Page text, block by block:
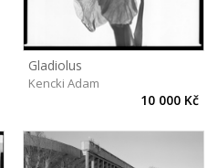
Gladiolus
Kencki Adam
10 000 Kč